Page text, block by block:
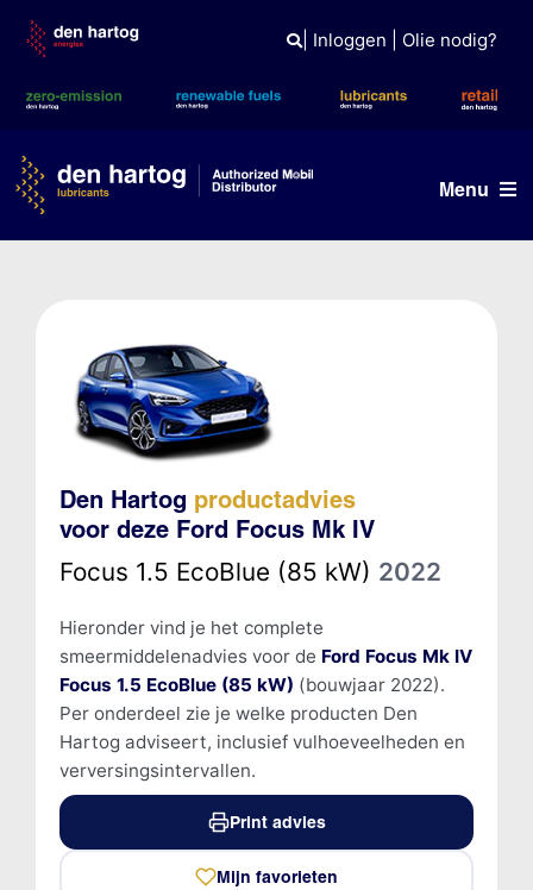
content
| Inloggen Olie nodig?
Menu
Referenties
Branches
Kennisbank
Den Hartog productadvies
voor deze Ford Focus Mk IV
Focus 1.5 EcoBlue (85 kW) 2022
Hieronder vind je het complete
smeermiddelenadvies voor de Ford Focus Mk IV
Focus 1.5 EcoBlue (85 kW) (bouwjaar 2022).
Per onderdeel zie je welke producten Den
Hartog adviseert, inclusief vulhoeveelheden en
verversingsintervallen.
Print advies
Mijn favorieten